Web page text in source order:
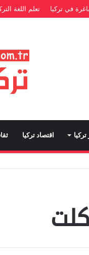
في تركيا تعلم اللغة
تركيا اقتصاد تركيا